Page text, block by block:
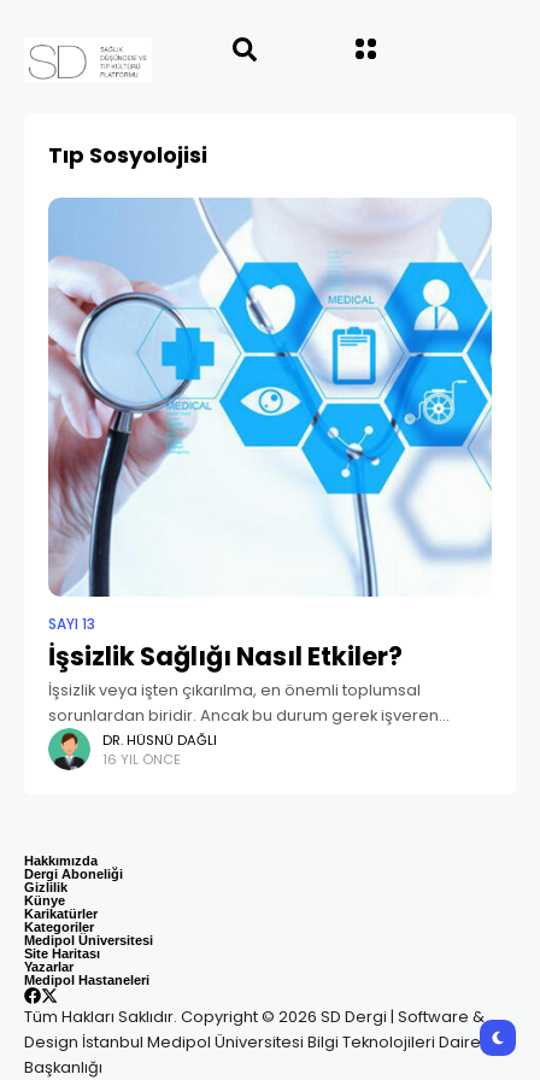
Tıp Sosyolojisi
SAYI 13
İşsizlik Sağlığı Nasıl Etkiler?
İşsizlik veya işten çıkarılma, en önemli toplumsal
sorunlardan biridir. Ancak bu durum gerek işveren
açısından, gerekse işgören açısından genellikle
ekonomik yönden ele alınır ve ekonomik sonuçları
DR. HÜSNÜ DAĞLI
16 YIL ÖNCE
Hakkımızda
Dergi Aboneliği
Gizlilik
Künye
Karikatürler
Kategoriler
Medipol Üniversitesi
Site Haritası
Yazarlar
Medipol Hastaneleri
Tüm Hakları Saklıdır. Copyright © 2026 SD Dergi | Software &
Design İstanbul Medipol Üniversitesi Bilgi Teknolojileri Daire
Başkanlığı